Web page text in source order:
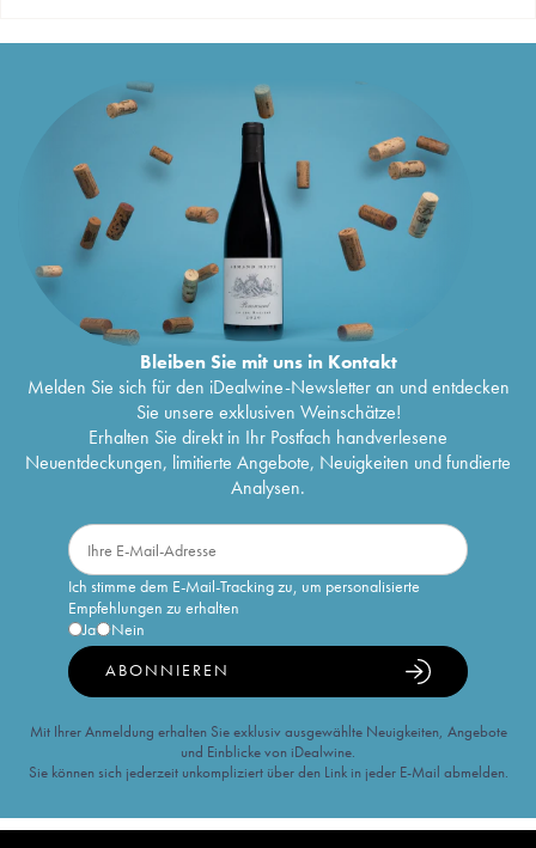
Bleiben Sie mit uns in Kontakt
Melden Sie sich für den iDealwine-Newsletter an und entdecken
Sie unsere exklusiven Weinschätze!
Erhalten Sie direkt in Ihr Postfach handverlesene
Neuentdeckungen, limitierte Angebote, Neuigkeiten und fundierte
Analysen.
Ich stimme dem E-Mail-Tracking zu, um personalisierte
Empfehlungen zu erhalten
Ja
Nein
ABONNIEREN
Mit Ihrer Anmeldung erhalten Sie exklusiv ausgewählte Neuigkeiten, Angebote
und Einblicke von iDealwine.
Sie können sich jederzeit unkompliziert über den Link in jeder E-Mail abmelden.